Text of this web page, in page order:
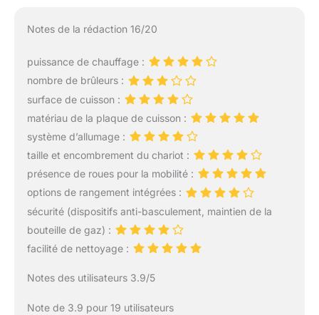
chariot pour plancha.
COMPACTE : Le format
tout-en-un de cette
plancha primée* est idéal
pour les petits extérieurs.
Les brûleurs inox
trompettes, le piezzo
mécanique et les
boutons antidérapants
facilitent l'allumage.</p>
<p>GARANTIE À VIE :
Durables et
respectueuses de
l'environnement, les
planchas LE MARQUIER
sont équipées d'une
plaque en fonte émaillée
et de brûleurs garantis à
Notes de la rédaction 16/20
puissance de chauffage :
nombre de brûleurs :
surface de cuisson :
matériau de la plaque de cuisson :
système d’allumage :
taille et encombrement du chariot :
présence de roues pour la mobilité :
options de rangement intégrées :
sécurité (dispositifs anti-basculement, maintien de la
bouteille de gaz) :
facilité de nettoyage :
Notes des utilisateurs 3.9/5
Note de 3.9 pour 19 utilisateurs